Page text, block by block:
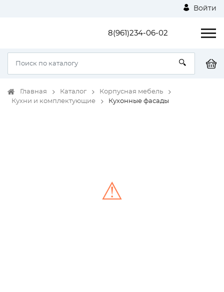
Войти
8(961)234-06-02
Главная Каталог
Корпусная мебель
Кухни и комплектующие
Кухонные фасады
⚠